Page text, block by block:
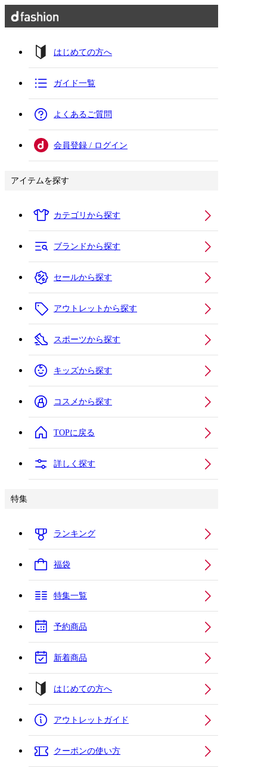
はじめての方へ
ガイド一覧
よくあるご質問
会員登録 / ログイン
アイテムを探す
カテゴリから探す
ブランドから探す
セールから探す
アウトレットから探す
スポーツから探す
キッズから探す
コスメから探す
TOPに戻る
詳しく探す
特集
ランキング
福袋
特集一覧
予約商品
新着商品
はじめての方へ
アウトレットガイド
クーポンの使い方